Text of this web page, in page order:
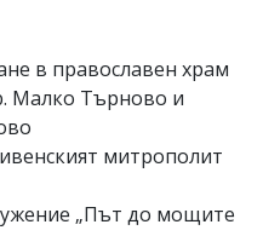
в православен храм
Малко Търново и
митрополит
„Път до мощите